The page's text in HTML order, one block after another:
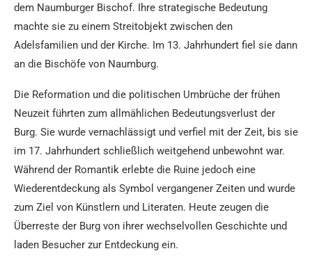
dem Naumburger Bischof. Ihre strategische Bedeutung
machte sie zu einem Streitobjekt zwischen den
Adelsfamilien und der Kirche. Im 13. Jahrhundert fiel sie dann
an die Bischöfe von Naumburg.
Die Reformation und die politischen Umbrüche der frühen
Neuzeit führten zum allmählichen Bedeutungsverlust der
Burg. Sie wurde vernachlässigt und verfiel mit der Zeit, bis sie
im 17. Jahrhundert schließlich weitgehend unbewohnt war.
Während der Romantik erlebte die Ruine jedoch eine
Wiederentdeckung als Symbol vergangener Zeiten und wurde
zum Ziel von Künstlern und Literaten. Heute zeugen die
Überreste der Burg von ihrer wechselvollen Geschichte und
laden Besucher zur Entdeckung ein.